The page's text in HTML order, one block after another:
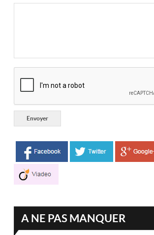
A NE PAS MANQUER